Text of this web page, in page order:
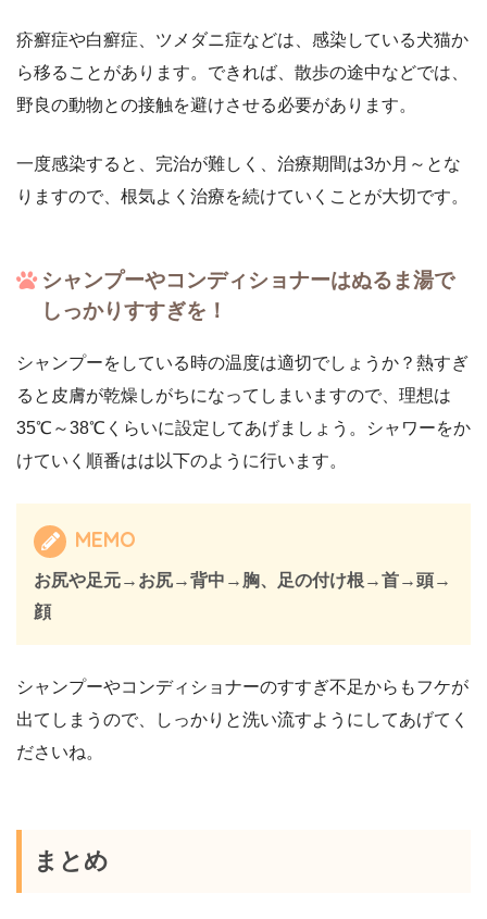
疥癬症や白癬症、ツメダニ症などは、感染している犬猫か
ら移ることがあります。できれば、散歩の途中などでは、
野良の動物との接触を避けさせる必要があります。
一度感染すると、完治が難しく、治療期間は3か月～とな
りますので、根気よく治療を続けていくことが大切です。
シャンプーやコンディショナーはぬるま湯で
しっかりすすぎを！
シャンプーをしている時の温度は適切でしょうか？熱すぎ
ると皮膚が乾燥しがちになってしまいますので、理想は
35℃～38℃くらいに設定してあげましょう。シャワーをか
けていく順番はは以下のように行います。
MEMO
お尻や足元→お尻→背中→胸、足の付け根→首→頭→
顔
シャンプーやコンディショナーのすすぎ不足からもフケが
出てしまうので、しっかりと洗い流すようにしてあげてく
ださいね。
まとめ